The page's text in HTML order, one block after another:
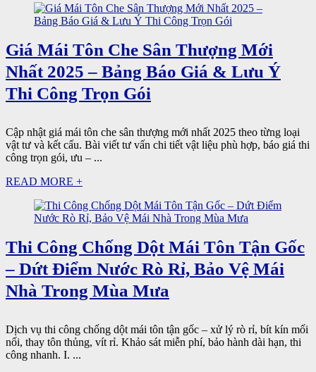
Giá Mái Tôn Che Sân Thượng Mới
Nhất 2025 – Bảng Báo Giá & Lưu Ý
Thi Công Trọn Gói
Cập nhật giá mái tôn che sân thượng mới nhất 2025 theo từng loại
vật tư và kết cấu. Bài viết tư vấn chi tiết vật liệu phù hợp, báo giá thi
công trọn gói, ưu – ...
READ MORE +
Thi Công Chống Dột Mái Tôn Tận Gốc
– Dứt Điểm Nước Rò Rỉ, Bảo Vệ Mái
Nhà Trong Mùa Mưa
Dịch vụ thi công chống dột mái tôn tận gốc – xử lý rò rỉ, bít kín mối
nối, thay tôn thủng, vít rỉ. Khảo sát miễn phí, bảo hành dài hạn, thi
công nhanh. I. ...